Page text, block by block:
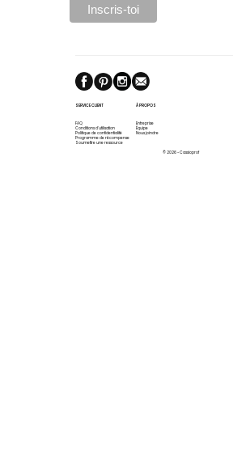
SERVICE CLIENT
FAQ
Conditions d'utilisation
Politique de confidentialité
Programme de récompense
Soumettre une ressource
À PROPOS
Entreprise
Équipe
Nous joindre
© 2026 - Cassioprof